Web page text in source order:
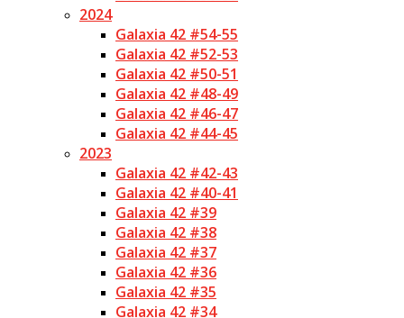
2024
Galaxia 42 #54-55
Galaxia 42 #52-53
Galaxia 42 #50-51
Galaxia 42 #48-49
Galaxia 42 #46-47
Galaxia 42 #44-45
2023
Galaxia 42 #42-43
Galaxia 42 #40-41
Galaxia 42 #39
Galaxia 42 #38
Galaxia 42 #37
Galaxia 42 #36
Galaxia 42 #35
Galaxia 42 #34